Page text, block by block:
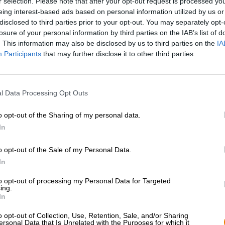
interest-based ads based on personal information utilized by us
to third parties prior to your opt-out. You may separately
of your personal information by third parties on the IAB’s list of
This information may also be disclosed by us to third parties on the
Participants that may further disclose it to other third parties.
Data Processing Opt Outs
opt-out of the Sharing of my personal data.
opt-out of the Sale of my Personal Data.
opt-out of processing my Personal Data for Targeted
opt-out of Collection, Use, Retention, Sale, and/or Sharing
Data that Is Unrelated with the Purposes for which it
* Prijzen zijn inclusief wettelijke BTW. PlusScheepvaart plus
* Prijzen zijn inclusief accijns
Omschrijving Beoordelingen (0)
Yuzu is een citrusvrucht die al duizenden jaren in
de aandacht van het westerse publiek nadat het zijn
heldere, ongecompliceerde en krachtige zuurgraad is
onbewerkte, rauwe fruit niet eetbaar is. Yuzu
Ambachtelijke brouwerijen zijn altijd op zoek naar
tegengekomen. Het team van Rye River Brewing is
brouwerij werkte samen met de Yeastie Boys uit
fruitige en zure gose. Intergalactic Yuzu wordt
niet alleen indruk op ons met een vakkundige mix
brouwsel fascineerde de jury tijdens de World Beer
De trofeejager vloeit in bijna helder oud goud het glas
van puur wit schuim. De geur en smaak overtreffen